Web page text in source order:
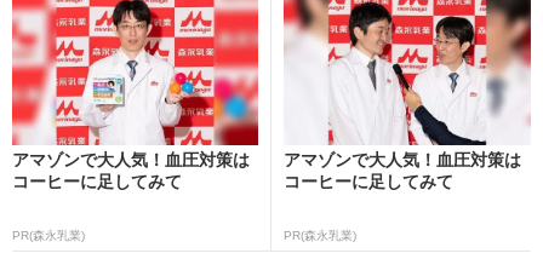
アマゾンで大人気！血圧対策は
コーヒーに足してみて
PR(森永乳業)
アマゾンで大人気！血圧対策は
コーヒーに足してみて
PR(森永乳業)